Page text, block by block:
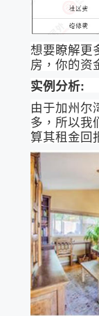
想要瞭解更
房，你的资
实例分析:
由于加州尔
多，所以我
算其租金回